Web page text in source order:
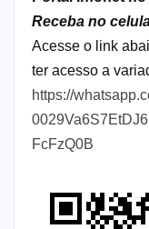
Receba no
Acesse o link
ter acesso a
https://
FcFzQ0B